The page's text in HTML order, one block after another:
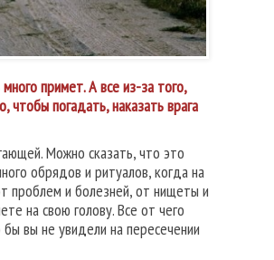
примет. А все из-за того,
чтобы погадать, наказать врага
Можно сказать, что это
обрядов и ритуалов, когда на
проблем и болезней, от нищеты и
на свою голову. Все от чего
вы не увидели на пересечении